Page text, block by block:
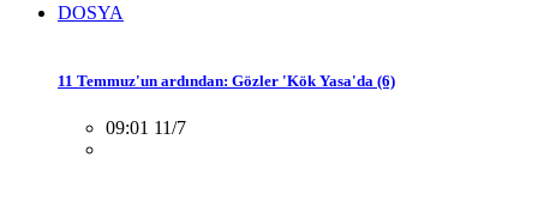
DOSYA
11 Temmuz'un ardından: Gözler 'Kök Yasa'da (6)
09:01 11/7